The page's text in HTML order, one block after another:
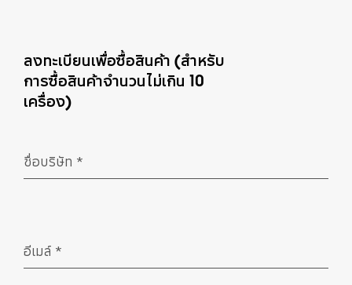
ลงทะเบียนเพื่อซื้อสินค้า (สำหรับ
การซื้อสินค้าจำนวนไม่เกิน 10
เครื่อง)
ชื่อบริษัท *
อีเมล์ *